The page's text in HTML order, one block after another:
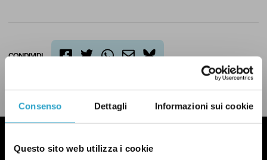
Consenso Dettagli Informazioni sui cookie
Questo sito web utilizza i cookie
CONDIVIDI
LEGGI LA NOSTRA POLITICA DELLE CORREZIONI